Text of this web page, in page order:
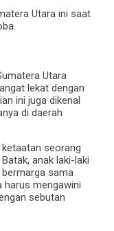
Utara ini saat
Utara
lekat dengan
ini juga dikenal
di daerah
seorang
anak laki-laki
bermarga sama
harus mengawini
sebutan